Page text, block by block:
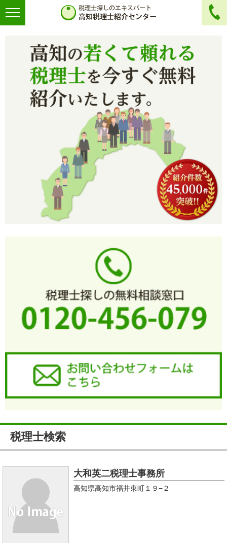
税理士検索
大和英二税理士事務所
高知県高知市福井東町１９−２